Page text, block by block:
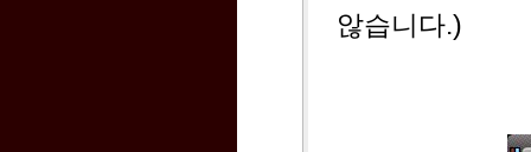
않습니다.)